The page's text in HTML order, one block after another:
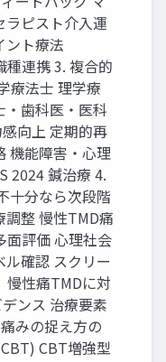
ラピスト介⼊運
ント療法
種連携 3. 複合的
療法⼠ 理学療
‧⻭科医‧医科
向上 定期的再
機能障害‧⼼理
2024 鍼治療 4.
⼗分なら次段階
整 慢性TMD痛
⾯評価 ⼼理社会
確認 スクリー
慢性痛TMDに対
ンス 治療要素
みの捉え⽅の
CBT増強型